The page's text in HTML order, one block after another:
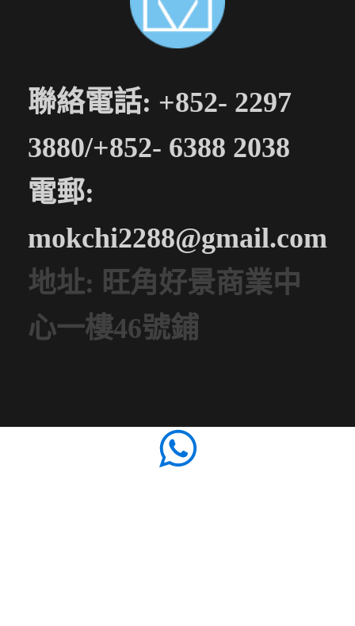
聯絡電話: +852- 2297
3880/+852- 6388 2038
電郵:
mokchi2288@gmail.com
地址: 旺角好景商業中
心一樓46號鋪